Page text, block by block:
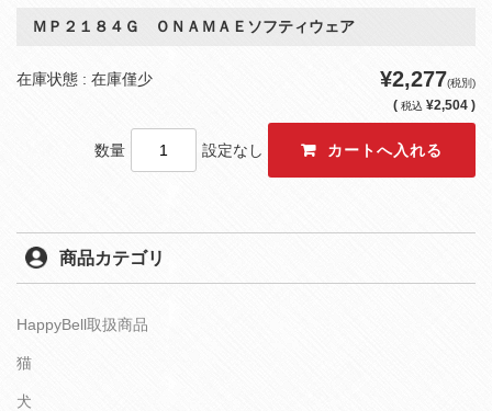
ＭＰ２１８４Ｇ ＯＮＡＭＡＥソフティウェア
在庫状態 : 在庫僅少 ¥2,277(税別)
( 税込 ¥2,504 )
数量 設定なし
商品カテゴリ
HappyBell取扱商品
猫
犬